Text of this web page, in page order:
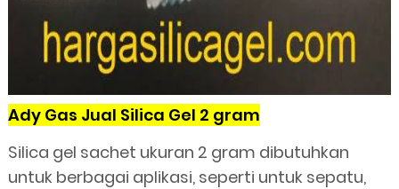
Ady Gas Jual Silica Gel 2 gram
Silica gel sachet ukuran 2 gram dibutuhkan
untuk berbagai aplikasi, seperti untuk sepatu,